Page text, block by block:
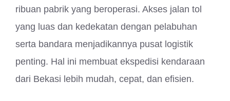
ribuan pabrik yang beroperasi. Akses jalan tol
yang luas dan kedekatan dengan pelabuhan
serta bandara menjadikannya pusat logistik
penting. Hal ini membuat ekspedisi kendaraan
dari Bekasi lebih mudah, cepat, dan efisien.